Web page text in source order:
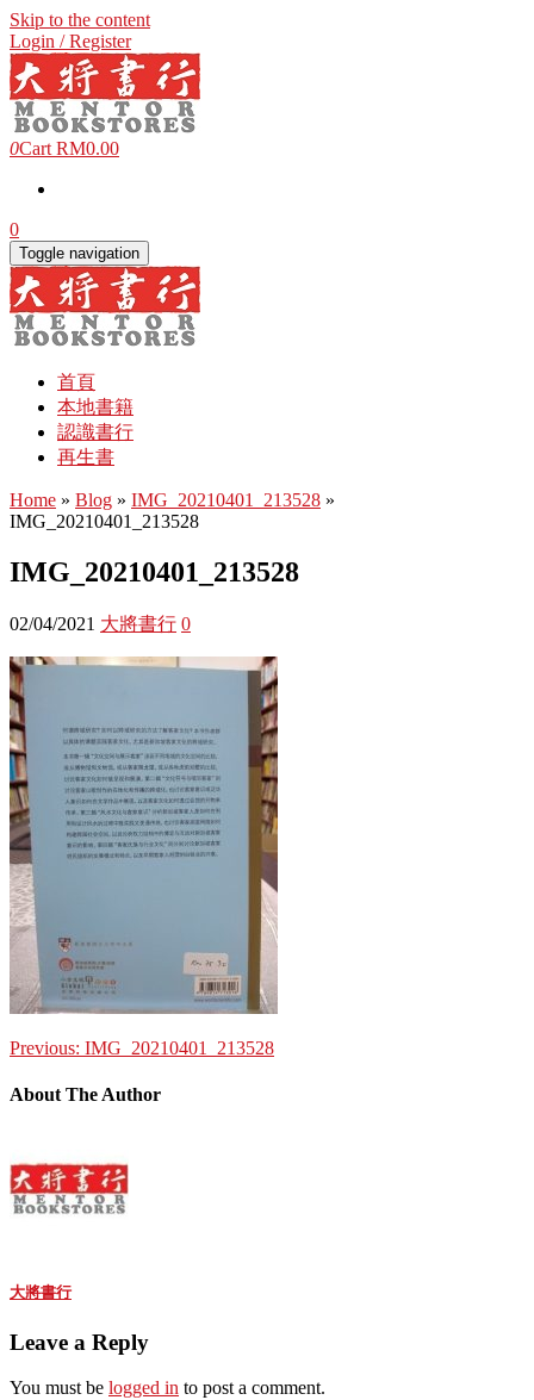
Skip to the content
Login / Register
0Cart RM0.00
0
Toggle navigation
首頁
本地書籍
認識書行
再生書
Home » Blog » IMG_20210401_213528 »
IMG_20210401_213528
IMG_20210401_213528
02/04/2021 大將書行 0
Previous: IMG_20210401_213528
About The Author
大將書行
Leave a Reply
You must be logged in to post a comment.